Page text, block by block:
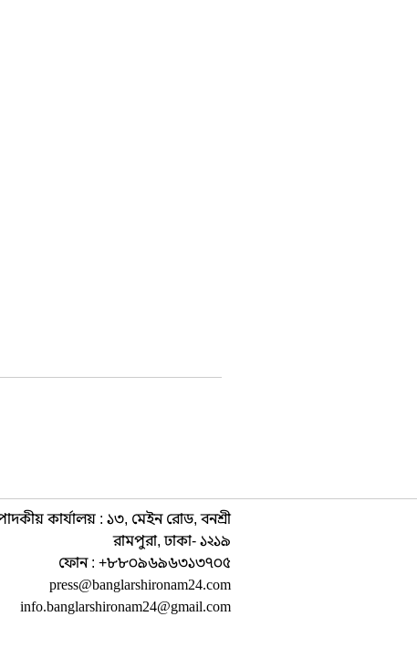
কার্যালয় : ১৩, মেইন রোড, বনশ্রী
রামপুরা, ঢাকা- ১২১৯
ফোন : +৮৮০৯৬৯৬৩১৩৭০৫
press@banglarshironam24.com
info.banglarshironam24@gmail.com